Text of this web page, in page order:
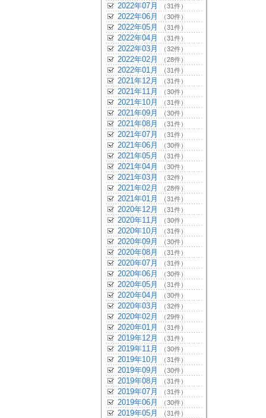
2022年07月 （31件）
2022年06月 （30件）
2022年05月 （31件）
2022年04月 （31件）
2022年03月 （32件）
2022年02月 （28件）
2022年01月 （31件）
2021年12月 （31件）
2021年11月 （30件）
2021年10月 （31件）
2021年09月 （30件）
2021年08月 （31件）
2021年07月 （31件）
2021年06月 （30件）
2021年05月 （31件）
2021年04月 （30件）
2021年03月 （32件）
2021年02月 （28件）
2021年01月 （31件）
2020年12月 （31件）
2020年11月 （30件）
2020年10月 （31件）
2020年09月 （30件）
2020年08月 （31件）
2020年07月 （31件）
2020年06月 （30件）
2020年05月 （31件）
2020年04月 （30件）
2020年03月 （32件）
2020年02月 （29件）
2020年01月 （31件）
2019年12月 （31件）
2019年11月 （30件）
2019年10月 （31件）
2019年09月 （30件）
2019年08月 （31件）
2019年07月 （31件）
2019年06月 （30件）
2019年05月 （31件）